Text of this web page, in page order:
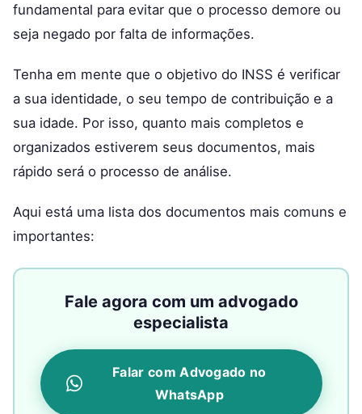
fundamental para evitar que o processo demore ou
seja negado por falta de informações.
Tenha em mente que o objetivo do INSS é verificar
a sua identidade, o seu tempo de contribuição e a
sua idade. Por isso, quanto mais completos e
organizados estiverem seus documentos, mais
rápido será o processo de análise.
Aqui está uma lista dos documentos mais comuns e
importantes:
Fale agora com um advogado
especialista
Falar com Advogado no
WhatsApp